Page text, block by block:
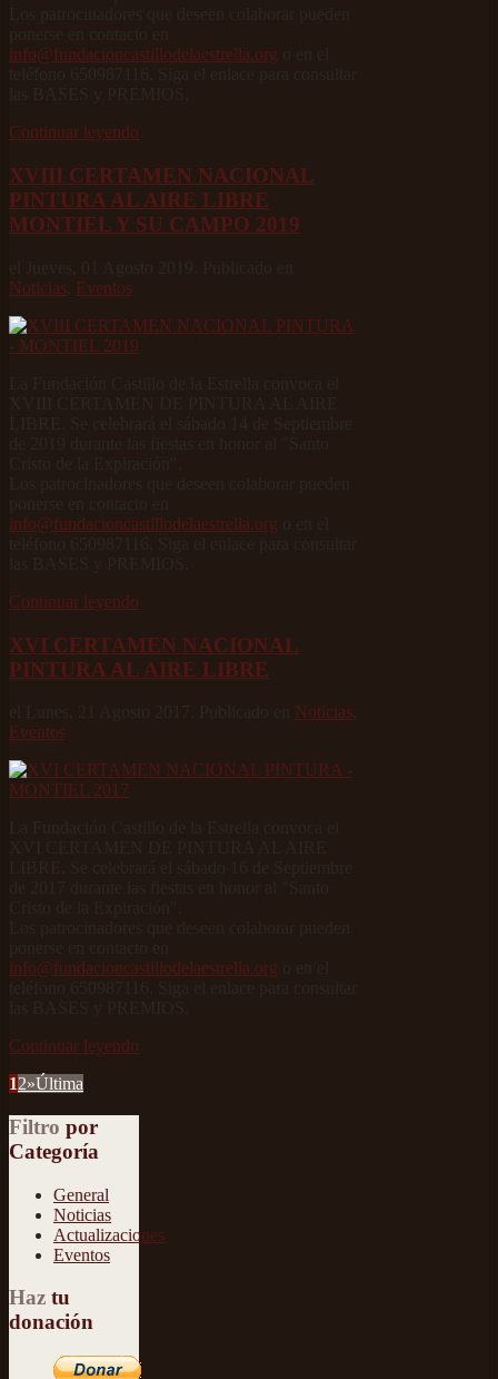
info@fundacioncastillodelaestrella.org
Continuar leyendo
XVIII CERTAMEN NACIONAL
PINTURA AL AIRE LIBRE
MONTIEL Y SU CAMPO 2019
Noticias Eventos
info@fundacioncastillodelaestrella.org
Continuar leyendo
XVI CERTAMEN NACIONAL
PINTURA AL AIRE LIBRE
Noticias
Eventos
info@fundacioncastillodelaestrella.org
Continuar leyendo
12»Última
Filtro por
Categoría
General
Noticias
Actualizaciones
Eventos
Haz tu
donación